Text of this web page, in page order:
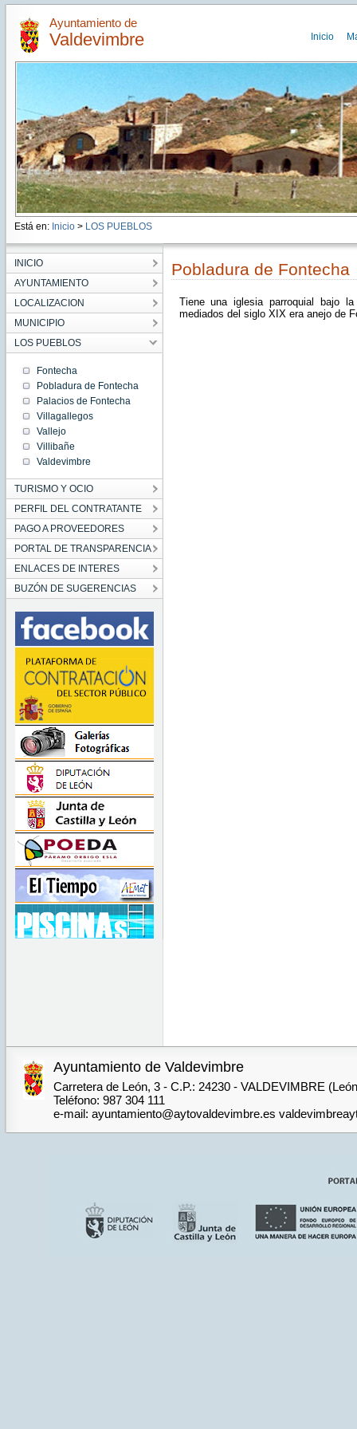
Ayuntamiento de
Valdevimbre Inicio
Está en: Inicio > LOS PUEBLOS
INICIO
AYUNTAMIENTO
LOCALIZACION
MUNICIPIO
LOS PUEBLOS
Fontecha
Pobladura de Fontecha
Palacios de Fontecha
Villagallegos
Vallejo
Villibañe
Valdevimbre
TURISMO Y OCIO
PERFIL DEL CONTRATANTE
PAGO A PROVEEDORES
PORTAL DE TRANSPARENCIA
ENLACES DE INTERES
BUZÓN DE SUGERENCIAS
Pobladura de Fontecha
Tiene una iglesia parroquial bajo
mediados del siglo XIX era anejo de
Ayuntamiento de Valdevimbre
Carretera de León, 3 - C.P.: 24230 - VALDEVIMBRE
Teléfono: 987 304 111
e-mail: ayuntamiento@aytovaldevimbre.es